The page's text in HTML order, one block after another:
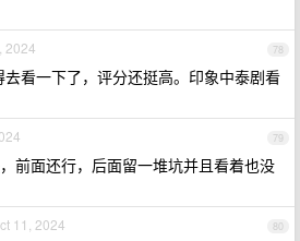
78
2024
看一下了，评分还挺高。印象中泰剧看
79
前面还行，后面留一堆坑并且看着也没
80
11, 2024